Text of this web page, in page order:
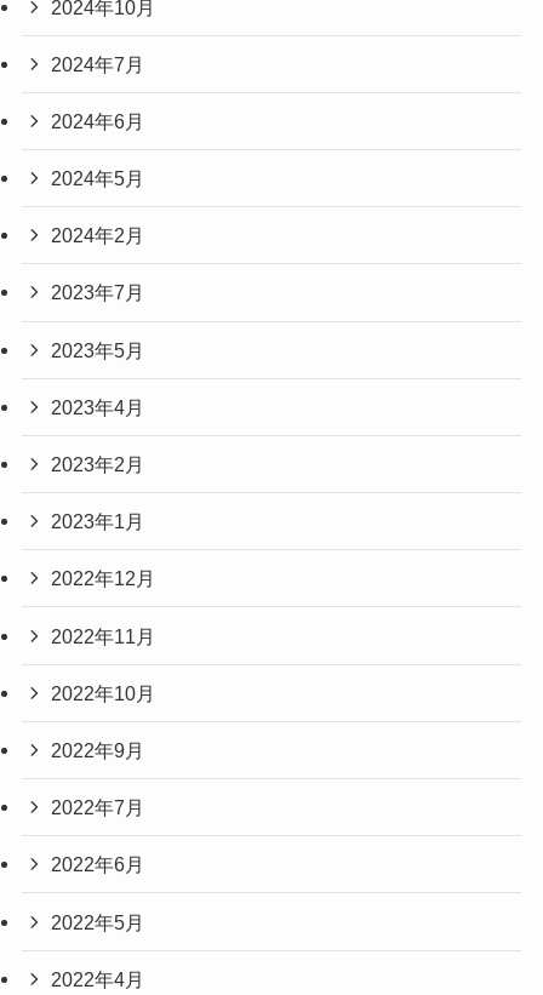
2024年10月
2024年7月
2024年6月
2024年5月
2024年2月
2023年7月
2023年5月
2023年4月
2023年2月
2023年1月
2022年12月
2022年11月
2022年10月
2022年9月
2022年7月
2022年6月
2022年5月
2022年4月